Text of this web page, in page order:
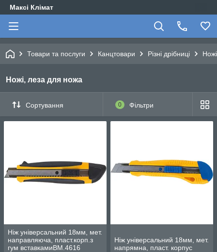
Максі Клімат
Товари та послуги Канцтовари Різні дрібниці
Ножі, леза для ножа
Сортування 0 Фільтри
Ніж універсальний 18мм, мет.
направляюча, пласт.корп.з
гум вставкамиВМ.4616
Ніж універсальний 18мм, мет.
напрямна, пласт. корпус